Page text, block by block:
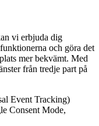
vi erbjuda dig
och göra det
mer bekvämt. Med
från tredje part på
Event Tracking)
Consent Mode,